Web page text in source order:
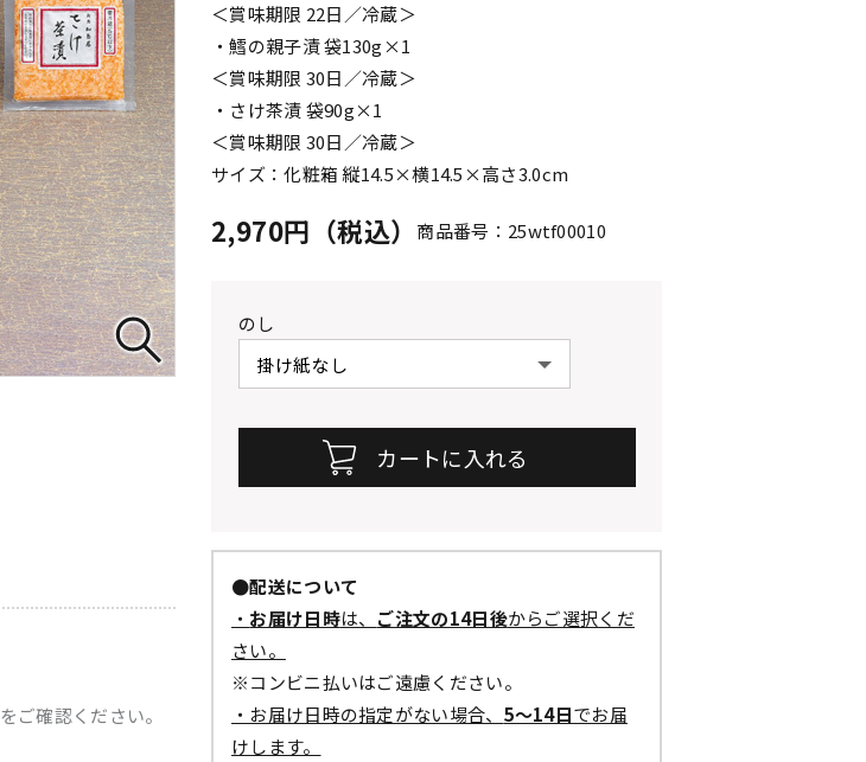
をご確認ください。
＜賞味期限 22日／冷蔵＞
・鱈の親子漬 袋130g×1
＜賞味期限 30日／冷蔵＞
・さけ茶漬 袋90g×1
＜賞味期限 30日／冷蔵＞
サイズ：化粧箱 縦14.5×横14.5×高さ3.0cm
2,970円（税込） 商品番号：25wtf00010
のし
●配送について
・ お届け日時は、 ご注文の14日後からご選択くだ
さい。
※コンビニ払いはご遠慮ください。
・お届け日時の指定がない場合、 5～14日でお届
けします。